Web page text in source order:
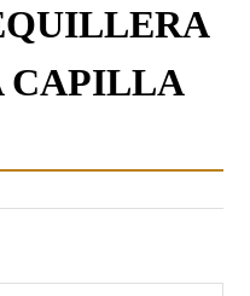
ΟΊΝΟΙ
CAPILLA